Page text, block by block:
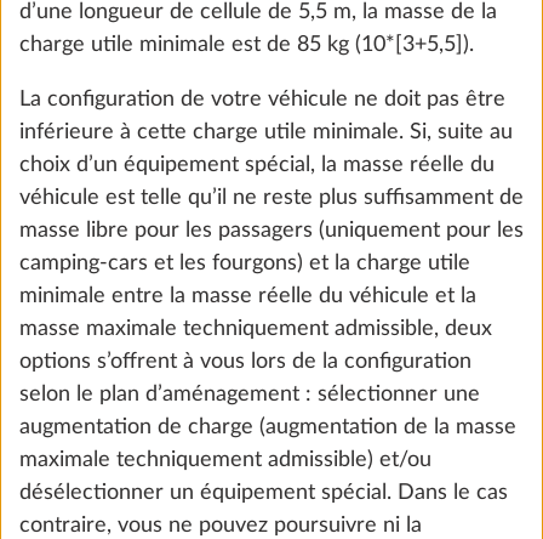
Cor
DE SÉRIE
Kos
d’une longueur de cellule de 5,5 m, la masse de la
charge utile minimale est de 85 kg (10*[3+5,5]).
La configuration de votre véhicule ne doit pas être
inférieure à cette charge utile minimale. Si, suite au
choix d’un équipement spécial, la masse réelle du
véhicule est telle qu’il ne reste plus suffisamment de
masse libre pour les passagers (uniquement pour les
camping-cars et les fourgons) et la charge utile
minimale entre la masse réelle du véhicule et la
masse maximale techniquement admissible, deux
options s’offrent à vous lors de la configuration
selon le plan d’aménagement : sélectionner une
augmentation de charge (augmentation de la masse
maximale techniquement admissible) et/ou
désélectionner un équipement spécial. Dans le cas
contraire, vous ne pouvez poursuivre ni la